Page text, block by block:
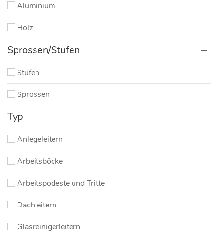
Aluminium
Holz
Sprossen/Stufen
Stufen
Sprossen
Typ
Anlegeleitern
Arbeitsböcke
Arbeitspodeste und Tritte
Dachleitern
Glasreinigerleitern